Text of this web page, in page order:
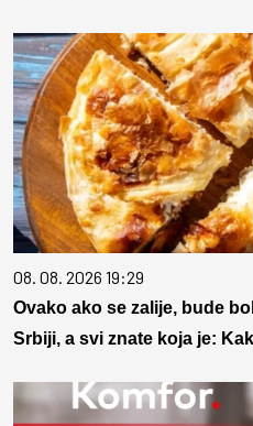
08. 08. 2026 19:29
Ovako ako se zalije, bude
Srbiji, a svi znate koja je: